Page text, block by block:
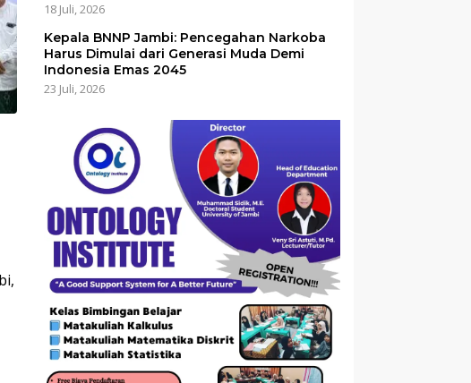
18 Juli, 2026
Kepala BNNP Jambi: Pencegahan Narkoba
Harus Dimulai dari Generasi Muda Demi
Indonesia Emas 2045
23 Juli, 2026